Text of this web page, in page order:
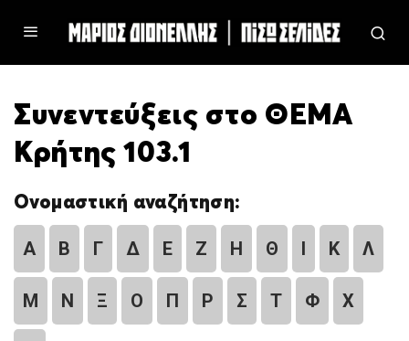
Συνεντεύξεις στο ΘΕΜΑ
Κρήτης 103.1
Ονομαστική αναζήτηση:
Α Β Γ Δ Ε Ζ Η Θ Ι Κ Λ
Μ Ν Ξ Ο Π Ρ Σ Τ Φ Χ